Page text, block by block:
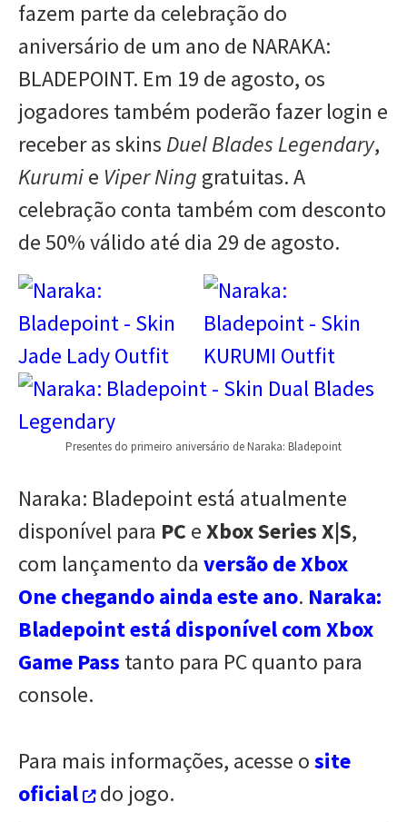
fazem parte da celebração do
aniversário de um ano de NARAKA:
BLADEPOINT. Em 19 de agosto, os
jogadores também poderão fazer login e
receber as skins Duel Blades Legendary,
Kurumie Viper Ning gratuitas. A
celebração conta também com desconto
de 50% válido até dia 29 de agosto.
Presentes do primeiro aniversário de Naraka: Bladepoint
Naraka: Bladepoint está atualmente
disponível para PC eXbox Series X|S,
com lançamento da versão de Xbox
One chegando ainda este ano. Naraka:
Bladepoint está disponível com Xbox
Game Pass tanto para PC quanto para
console.
Para mais informações, acesse osite
oficial
do jogo.